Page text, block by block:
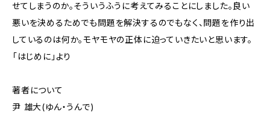
せてしまうのか。そういうふうに考えてみることにしました。良い
悪いを決めるためでも問題を解決するのでもなく、問題を作り出
しているのは何か。モヤモヤの正体に迫っていきたいと思います。
――「はじめに」より
著者について
尹 雄大(ゆん・うんで)